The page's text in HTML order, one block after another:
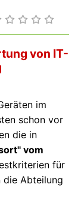
von IT-
im
schon vor
die in
vom
für
die Abteilung